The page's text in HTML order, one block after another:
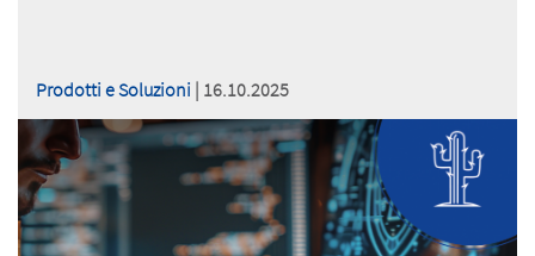
Prodotti e Soluzioni | 16.10.2025